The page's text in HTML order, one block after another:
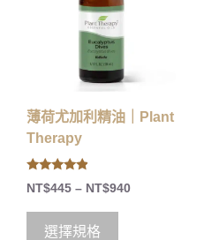
薄荷尤加利精油｜Plant
Therapy
4.67
out of 5
NT$445 – NT$940
選擇規格